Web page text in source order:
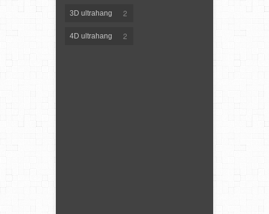
3D ultrahang 2
4D ultrahang 2